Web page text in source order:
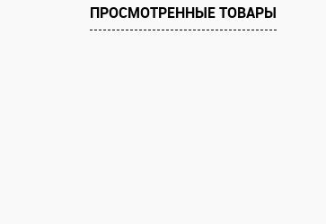
ПРОСМОТРЕННЫЕ ТОВАРЫ